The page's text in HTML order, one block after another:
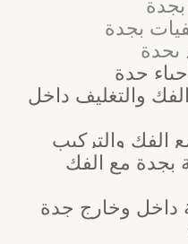
بجدة
جدة
والتغليف داخل
الفك والتركيب
بجدة مع الفك
وخارج جدة